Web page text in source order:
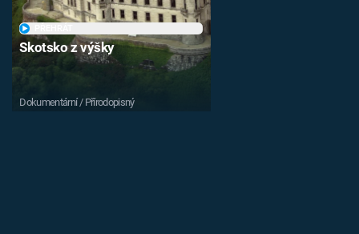
Skotsko z výšky
Dokumentární / Přírodopisný